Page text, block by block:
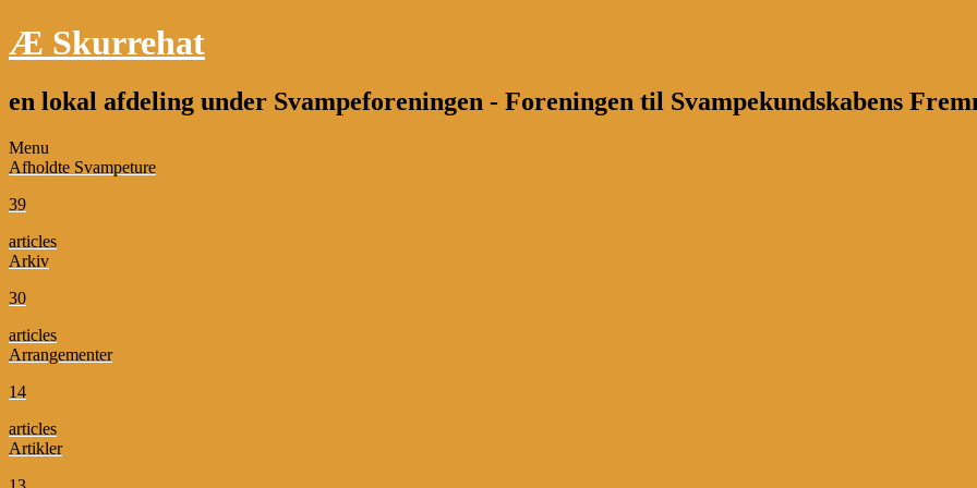
Æ Skurrehat
en lokal afdeling under Svampeforeningen - Foreningen til Svampekundskabens
Menu
Afholdte Svampeture
39
articles
Arkiv
30
articles
Arrangementer
14
articles
Artikler